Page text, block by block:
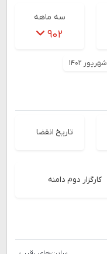
سه ماهه
۹۰۲
شهریور ۱۴۰۲
تاریخ انقضا
کارگزار دوم دامنه